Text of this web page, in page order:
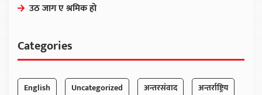
उठ जाग ए श्रमिक हो
Categories
English Uncategorized अन्तरसंवाद
अन्तर्राष्ट्रिय